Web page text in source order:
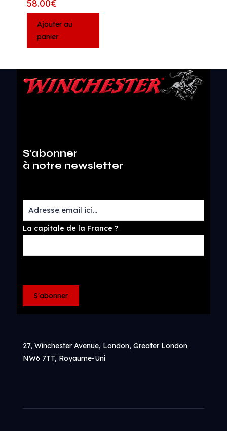
58.00€
Ajouter au
panier
S'abonner
à notre newsletter
La capitale de la France ?
27, Winchester Avenue, London, Greater London
NW6 7TT, Royaume-Uni